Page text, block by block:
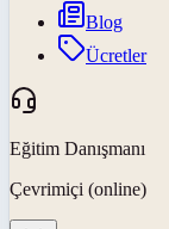
Blog
Ücretler
Eğitim Danışmanı
Çevrimiçi (online)